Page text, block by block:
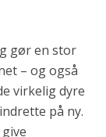
gør en stor
– og også
virkelig dyre
på ny.